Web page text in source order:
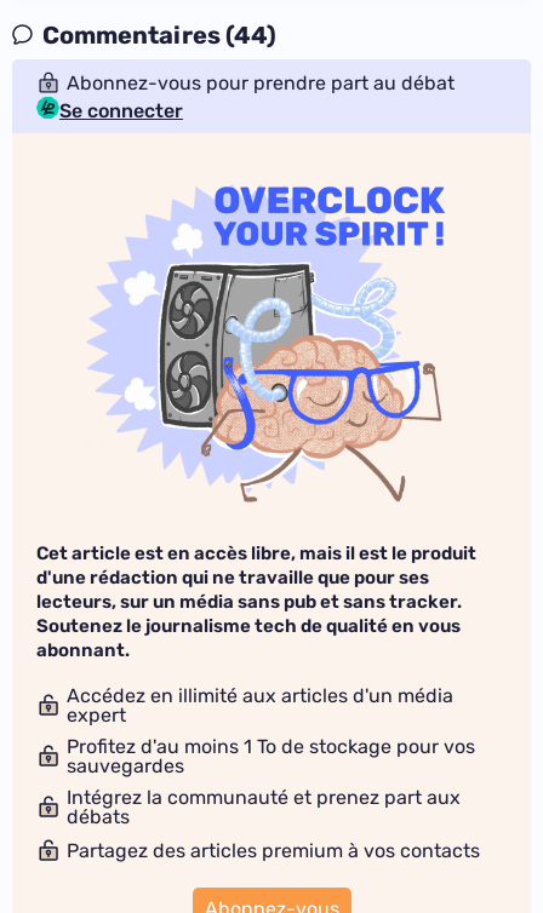
Commentaires (44)
Abonnez-vous pour prendre part au débat
Se connecter
Cet article est en accès libre, mais il est le produit
d'une rédaction qui ne travaille que pour ses
lecteurs, sur un média sans pub et sans tracker.
Soutenez le journalisme tech de qualité en vous
abonnant.
Accédez en illimité aux articles d'un média
expert
Profitez d'au moins 1 To de stockage pour vos
sauvegardes
Intégrez la communauté et prenez part aux
débats
Partagez des articles premium à vos contacts
Abonnez-vous